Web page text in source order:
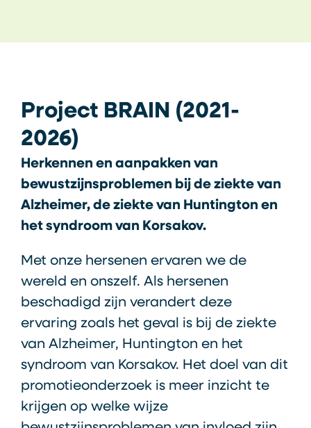
Project BRAIN (2021-
2026)
Herkennen en aanpakken van
bewustzijnsproblemen bij de ziekte van
Alzheimer, de ziekte van Huntington en
het syndroom van Korsakov.
Met onze hersenen ervaren we de
wereld en onszelf. Als hersenen
beschadigd zijn verandert deze
ervaring zoals het geval is bij de ziekte
van Alzheimer, Huntington en het
syndroom van Korsakov. Het doel van dit
promotieonderzoek is meer inzicht te
krijgen op welke wijze